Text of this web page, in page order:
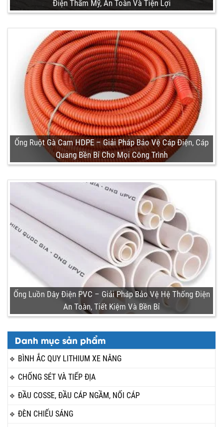
Danh mục sản phẩm
BÌNH ẮC QUY LITHIUM XE NÂNG
CHỐNG SÉT VÀ TIẾP ĐỊA
ĐẦU COSSE, ĐẦU CÁP NGẦM, NỐI CÁP
ĐÈN CHIẾU SÁNG
Điện Thẩm Mỹ, An Toàn Và Tiện Lợi
Ống Ruột Gà Cam HDPE – Giải Pháp Bảo Vệ Cáp Điện, Cáp
Quang Bền Bỉ Cho Mọi Công Trình
Ống Luồn Dây Điện PVC – Giải Pháp Bảo Vệ Hệ Thống Điện
An Toàn, Tiết Kiệm Và Bền Bỉ